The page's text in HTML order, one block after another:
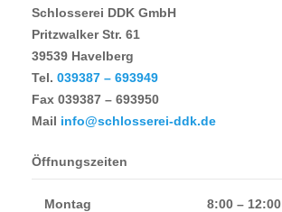
Schlosserei DDK GmbH
Pritzwalker Str. 61
39539 Havelberg
Tel. 039387 – 693949
Fax 039387 – 693950
Mail info@schlosserei-ddk.de
Öffnungszeiten
Montag
8:00 – 12:00